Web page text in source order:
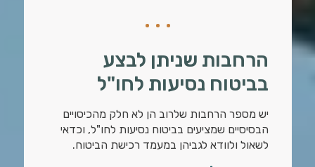
הרחבות שניתן לבצע
בביטוח נסיעות לחו"ל
יש מספר הרחבות שלרוב הן לא חלק מהכיסויים
הבסיסיים שמציעים בביטוח נסיעות לחו"ל, וכדאי
לשאול ולוודא לגביהן במעמד רכישת הביטוח.